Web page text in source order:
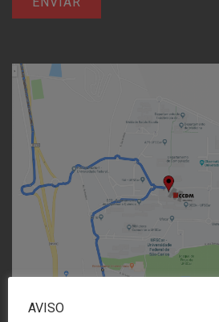
AVISO